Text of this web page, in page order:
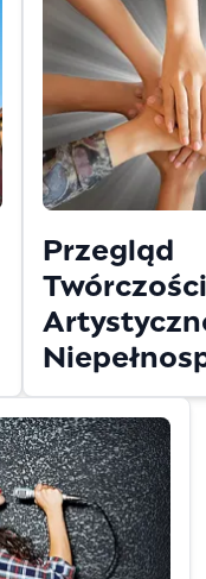
Przegląd
Twórczości